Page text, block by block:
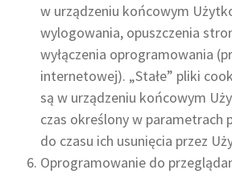
w urządzeniu końcowym
wylogowania, opuszczenia
wyłączenia oprogramowania
internetowej). „Stałe” pliki
są w urządzeniu końcowym
czas określony w parametrach
do czasu ich usunięcia przez
Oprogramowanie do